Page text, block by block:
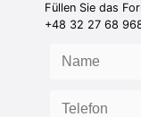
Füllen Sie das
+48 32 27 68